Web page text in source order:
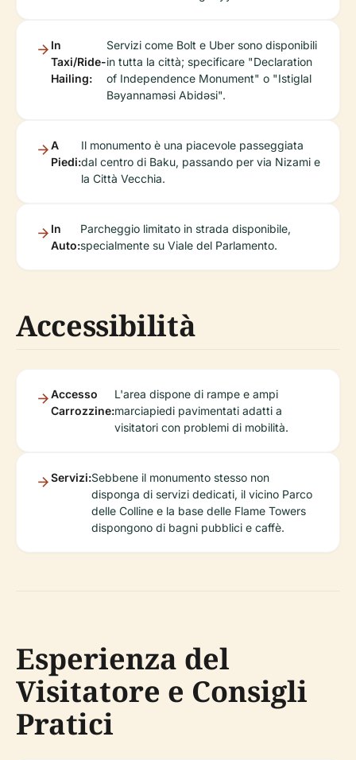
In
Taxi/Ride-
Hailing:
Servizi come Bolt e Uber sono disponibili
in tutta la città; specificare "Declaration
of Independence Monument" o "Istiglal
Bəyannaməsi Abidəsi".
A
Piedi:
Il monumento è una piacevole passeggiata
dal centro di Baku, passando per via Nizami e
la Città Vecchia.
In
Auto:
Parcheggio limitato in strada disponibile,
specialmente su Viale del Parlamento.
Accessibilità
Accesso
Carrozzine:
L'area dispone di rampe e ampi
marciapiedi pavimentati adatti a
visitatori con problemi di mobilità.
Servizi:Sebbene il monumento stesso non
disponga di servizi dedicati, il vicino Parco
delle Colline e la base delle Flame Towers
dispongono di bagni pubblici e caffè.
Esperienza del
Visitatore e Consigli
Pratici